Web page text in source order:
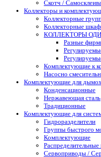
Скотч /
Коллекторы и
Коллекторные
Коллекторные
КОЛЛЕКТОРЫ
Разные
Комплектующие к
Насосно
Комплектующие для
Конденсационные
Нержавеющая сталь
Традиционные
Комплектующие для
Гидроразделители
Группы быстрого
Комплектующие
Распределительные
Сервоприводы /